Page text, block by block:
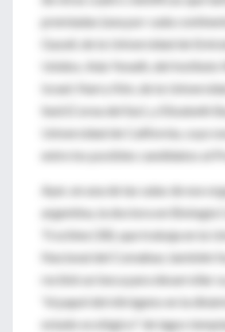
premiadas (una por cada
Gazali, de la Universidad de
Unidos; Ada Yonath, del Instituto
Israel; Narry Kim, de la
Seúl (Corea del Sur), y Elizabeth
Universidad de California, cuyo
entre los posibles candidatos al
Ayer, en una de las salas de ese
argentina, la doctora en Biología
Trochine (30), que trabaja en la
Nacional del Comahue, también
recibió un beca para desarrollar
"el papel del nitrógeno en la
estado ecológico" de lagos